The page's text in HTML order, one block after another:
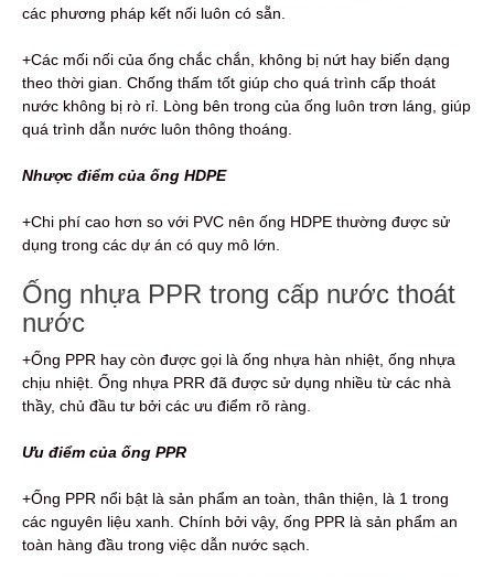
các phương pháp kết nối luôn có sẵn.
+Các mối nối của ống chắc chắn, không bị nứt hay biến dạng
theo thời gian. Chống thấm tốt giúp cho quá trình cấp thoát
nước không bị rò rỉ. Lòng bên trong của ống luôn trơn láng, giúp
quá trình dẫn nước luôn thông thoáng.
Nhược điểm của ống HDPE
+Chi phí cao hơn so với PVC nên ống HDPE thường được sử
dụng trong các dự án có quy mô lớn.
Ống nhựa PPR trong cấp nước thoát
nước
+Ống PPR hay còn được gọi là ống nhựa hàn nhiệt, ống nhựa
chịu nhiệt. Ống nhựa PRR đã được sử dụng nhiều từ các nhà
thầy, chủ đầu tư bởi các ưu điểm rõ ràng.
Ưu điểm của ống PPR
+Ống PPR nổi bật là sản phẩm an toàn, thân thiện, là 1 trong
các nguyên liệu xanh. Chính bởi vậy, ống PPR là sản phẩm an
toàn hàng đầu trong việc dẫn nước sạch.